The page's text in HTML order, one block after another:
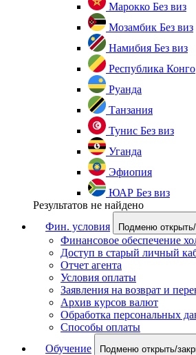
Марокко Без виз
Мозамбик Без виз
Намибия Без виз
Республика Конго
Руанда
Танзания
Тунис Без виз
Уганда
Эфиопия
ЮАР Без виз
Результатов не найдено
Фин. условия
Подменю
Финансовое обеспечение
Доступ в старый личный
Отчет агента
Условия оплаты
Заявления на возврат и
Архив курсов валют
Обработка персональных
Способы оплаты
Обучение
Подменю открыть/